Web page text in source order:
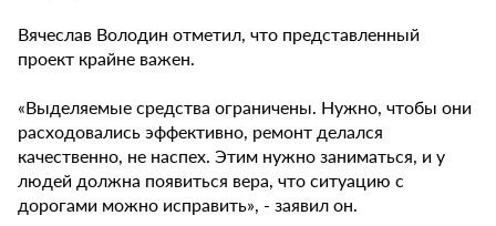
Вячеслав Володин отметил, что представленный
проект крайне важен.
«Выделяемые средства ограничены. Нужно, чтобы они
расходовались эффективно, ремонт делался
качественно, не наспех. Этим нужно заниматься, и у
людей должна появиться вера, что ситуацию с
дорогами можно исправить», - заявил он.